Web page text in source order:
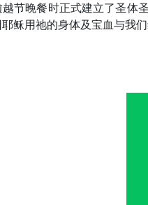
节晚餐时正式建立了圣体
稣用祂的身体及宝血与我们